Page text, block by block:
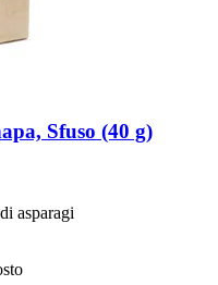
Sfuso (40 g)
asparagi